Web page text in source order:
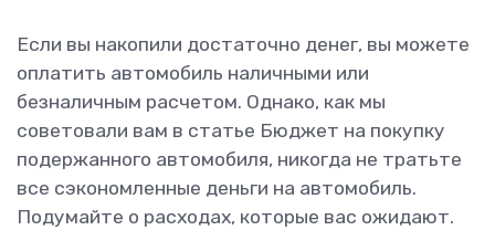
Если вы накопили достаточно денег, вы можете
оплатить автомобиль наличными или
безналичным расчетом. Однако, как мы
советовали вам в статье Бюджет на покупку
подержанного автомобиля, никогда не тратьте
все сэкономленные деньги на автомобиль.
Подумайте о расходах, которые вас ожидают.